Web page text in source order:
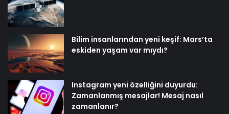
Bilim insanlarından yeni keşif: Mars’ta
eskiden yaşam var mıydı?
Instagram yeni özelliğini duyurdu:
Zamanlanmış mesajlar! Mesaj nasıl
zamanlanır?